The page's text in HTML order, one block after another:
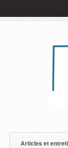
Articles et